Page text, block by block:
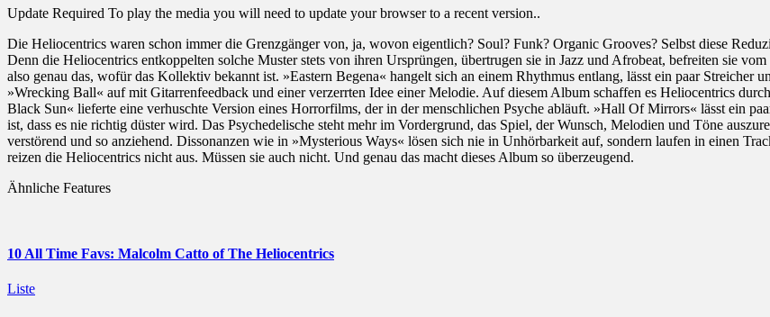
Update Required To play the media you will need to update your browser to a recent version..
Die Heliocentrics waren schon immer die Grenzgänger von, ja, wovon eigentlich? Soul? Funk? Organic Grooves? Selbst diese
Denn die Heliocentrics entkoppelten solche Muster stets von ihren Ursprüngen, übertrugen sie in Jazz und Afrobeat, befreiten sie
also genau das, wofür das Kollektiv bekannt ist. »Eastern Begena« hangelt sich an einem Rhythmus entlang, lässt ein paar Streicher
»Wrecking Ball« auf mit Gitarrenfeedback und einer verzerrten Idee einer Melodie. Auf diesem Album schaffen es Heliocentrics
Black Sun« lieferte eine verhuschte Version eines Horrorfilms, der in der menschlichen Psyche abläuft. »Hall Of Mirrors« lässt ein
ist, dass es nie richtig düster wird. Das Psychedelische steht mehr im Vordergrund, das Spiel, der Wunsch, Melodien und Töne
verstörend und so anziehend. Dissonanzen wie in »Mysterious Ways« lösen sich nie in Unhörbarkeit auf, sondern laufen in einen
reizen die Heliocentrics nicht aus. Müssen sie auch nicht. Und genau das macht dieses Album so überzeugend.
Ähnliche Features
10 All Time Favs: Malcolm Catto of The Heliocentrics
Liste